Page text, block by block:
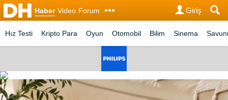
Haber Video Forum Giriş
Hız Testi Kripto Para Oyun Otomobil Bilim Sinema